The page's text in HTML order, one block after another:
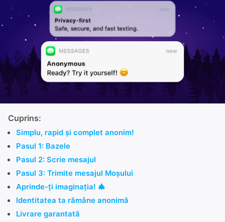
Cuprins:
Simplu, rapid și complet anonim!
Pasul 1: Bazele
Pasul 2: Scrie mesajul
Pasul 3: Trimite mesajul Moșului
Aprinde-ți imaginația! 🎄
Identitatea ta rămâne anonimă
Livrare garantată